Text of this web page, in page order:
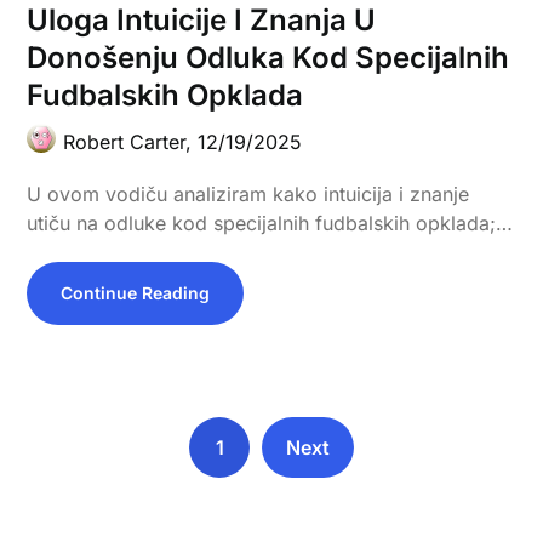
Uloga Intuicije I Znanja U
Donošenju Odluka Kod Specijalnih
Fudbalskih Opklada
Robert Carter,12/19/2025
U ovom vodiču analiziram kako intuicija i znanje
utiču na odluke kod specijalnih fudbalskih opklada;…
Continue Reading
1 Next